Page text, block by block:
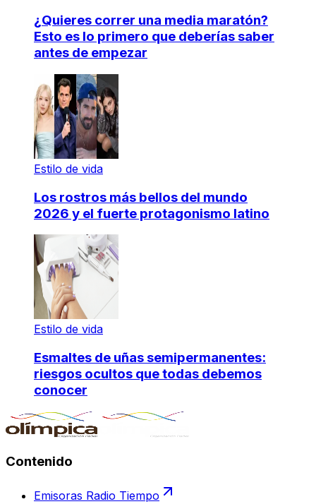
¿Quieres correr una media maratón?
Esto es lo primero que deberías saber
antes de empezar
Estilo de vida
Los rostros más bellos del mundo
2026 y el fuerte protagonismo latino
Estilo de vida
Esmaltes de uñas semipermanentes:
riesgos ocultos que todas debemos
conocer
Contenido
Emisoras Radio Tiempo